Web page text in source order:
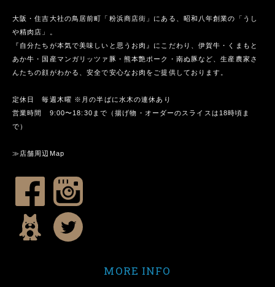
大阪・住吉大社の鳥居前町「粉浜商店街」にある、昭和八年創業の「うし
や精肉店」。
『自分たちが本気で美味しいと思うお肉』にこだわり、伊賀牛・くまもと
あか牛・国産マンガリッツァ豚・熊本艶ポーク・南ぬ豚など、生産農家さ
んたちの顔がわかる、安全で安心なお肉をご提供しております。
定休日 毎週木曜 ※月の半ばに水木の連休あり
営業時間 9:00〜18:30まで（揚げ物・オーダーのスライスは18時頃ま
で）
≫店舗周辺Map
MORE INFO